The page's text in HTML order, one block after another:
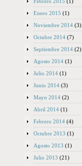
Enero 2015 (1)
Noviembre 2014 (3)
Octubre 2014 (7)
Septiembre 2014 (2)
Agosto 2014 (1)
Julio 2014 (1)
Junio 2014 (3)
Mayo 2014 (2)
Abril 2014 (1)
Febrero 2014 (4)
Octubre 2013 (1)
Agosto 2013 (1)
Julio 2013 (21)